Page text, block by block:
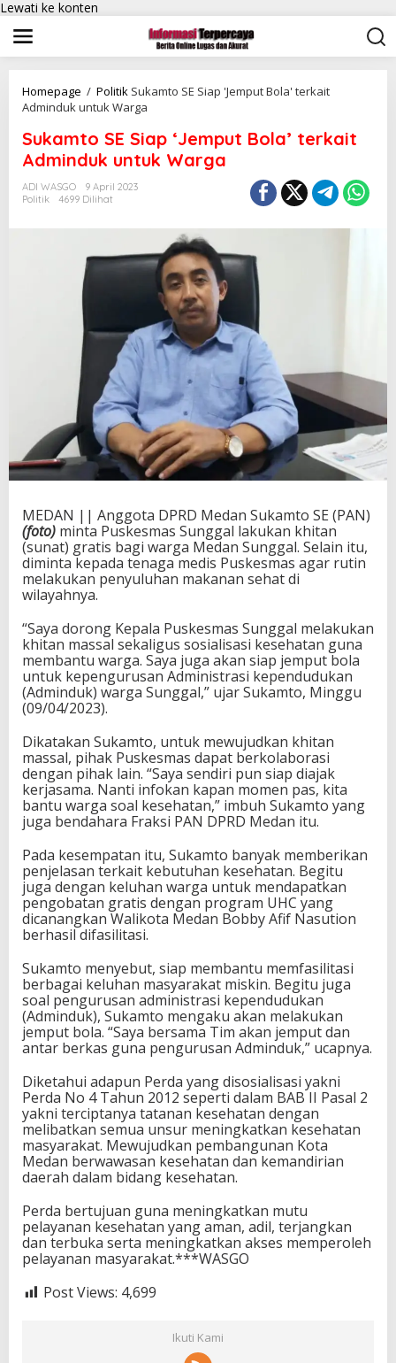
Lewati ke konten
Homepage / Politik Sukamto SE Siap 'Jemput Bola' terkait
Adminduk untuk Warga
Sukamto SE Siap ‘Jemput Bola’ terkait
Adminduk untuk Warga
ADI WASGO
9 April 2023
Politik
4699 Dilihat
MEDAN || Anggota DPRD Medan Sukamto SE (PAN)
(foto) minta Puskesmas Sunggal lakukan khitan
(sunat) gratis bagi warga Medan Sunggal. Selain itu,
diminta kepada tenaga medis Puskesmas agar rutin
melakukan penyuluhan makanan sehat di
wilayahnya.
“Saya dorong Kepala Puskesmas Sunggal melakukan
khitan massal sekaligus sosialisasi kesehatan guna
membantu warga. Saya juga akan siap jemput bola
untuk kepengurusan Administrasi kependudukan
(Adminduk) warga Sunggal,” ujar Sukamto, Minggu
(09/04/2023).
Dikatakan Sukamto, untuk mewujudkan khitan
massal, pihak Puskesmas dapat berkolaborasi
dengan pihak lain. “Saya sendiri pun siap diajak
kerjasama. Nanti infokan kapan momen pas, kita
bantu warga soal kesehatan,” imbuh Sukamto yang
juga bendahara Fraksi PAN DPRD Medan itu.
Pada kesempatan itu, Sukamto banyak memberikan
penjelasan terkait kebutuhan kesehatan. Begitu
juga dengan keluhan warga untuk mendapatkan
pengobatan gratis dengan program UHC yang
dicanangkan Walikota Medan Bobby Afif Nasution
berhasil difasilitasi.
Sukamto menyebut, siap membantu memfasilitasi
berbagai keluhan masyarakat miskin. Begitu juga
soal pengurusan administrasi kependudukan
(Adminduk), Sukamto mengaku akan melakukan
jemput bola. “Saya bersama Tim akan jemput dan
antar berkas guna pengurusan Adminduk,” ucapnya.
Diketahui adapun Perda yang disosialisasi yakni
Perda No 4 Tahun 2012 seperti dalam BAB II Pasal 2
yakni terciptanya tatanan kesehatan dengan
melibatkan semua unsur meningkatkan kesehatan
masyarakat. Mewujudkan pembangunan Kota
Medan berwawasan kesehatan dan kemandirian
daerah dalam bidang kesehatan.
Perda bertujuan guna meningkatkan mutu
pelayanan kesehatan yang aman, adil, terjangkan
dan terbuka serta meningkatkan akses memperoleh
pelayanan masyarakat.***WASGO
Post Views: 4,699
Ikuti Kami